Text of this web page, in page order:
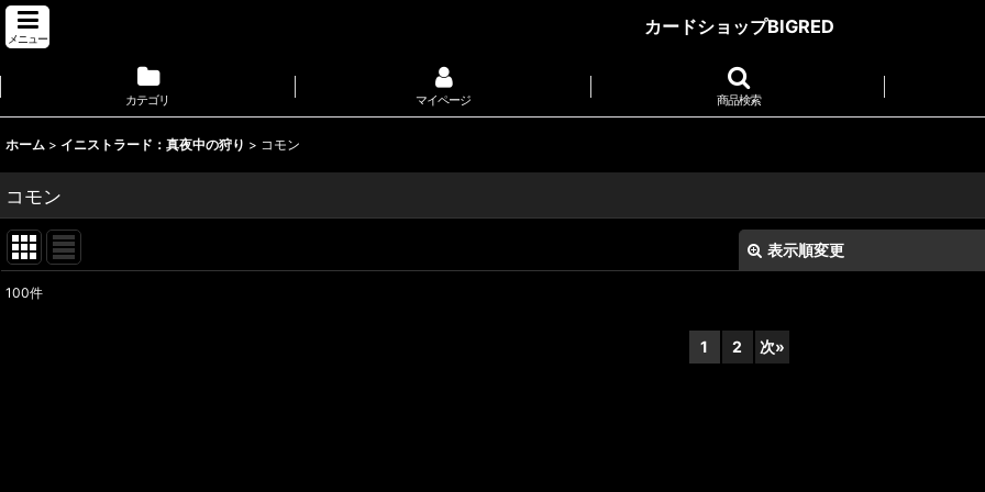
メニュー
カードショップBIGRED
カテゴリ マイページ 商品検索
ホーム > イニストラード：真夜中の狩り > コモン
コモン
表示順変更
100件
1 2 次»